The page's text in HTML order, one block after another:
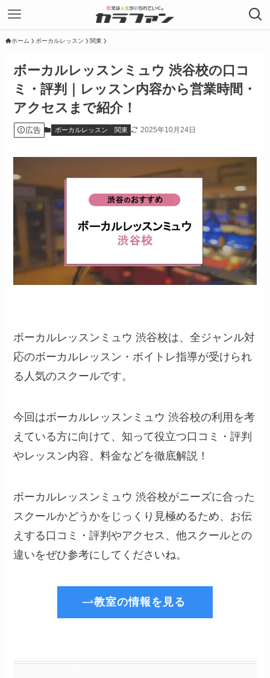
ホーム ボーカルレッスン 関東
ボーカルレッスンミュウ 渋谷校の口コ
ミ・評判｜レッスン内容から営業時間・
アクセスまで紹介！
広告 ボーカルレッスン 関東 2025年10月24日
ボーカルレッスンミュウ 渋谷校は、全ジャンル対
応のボーカルレッスン・ボイトレ指導が受けられ
る人気のスクールです。
今回はボーカルレッスンミュウ 渋谷校の利用を考
えている方に向けて、知って役立つ口コミ・評判
やレッスン内容、料金などを徹底解説！
ボーカルレッスンミュウ 渋谷校がニーズに合った
スクールかどうかをじっくり見極めるため、お伝
えする口コミ・評判やアクセス、他スクールとの
違いをぜひ参考にしてくださいね。
教室の情報を見る